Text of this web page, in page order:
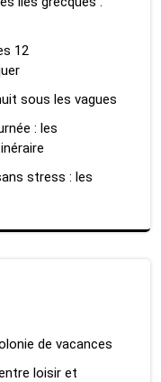
12
sous les vagues
: les
stress : les
de vacances
loisir et